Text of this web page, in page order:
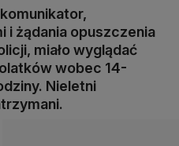
i żądania opuszczenia
miało wyglądać
wobec 14-
Nieletni